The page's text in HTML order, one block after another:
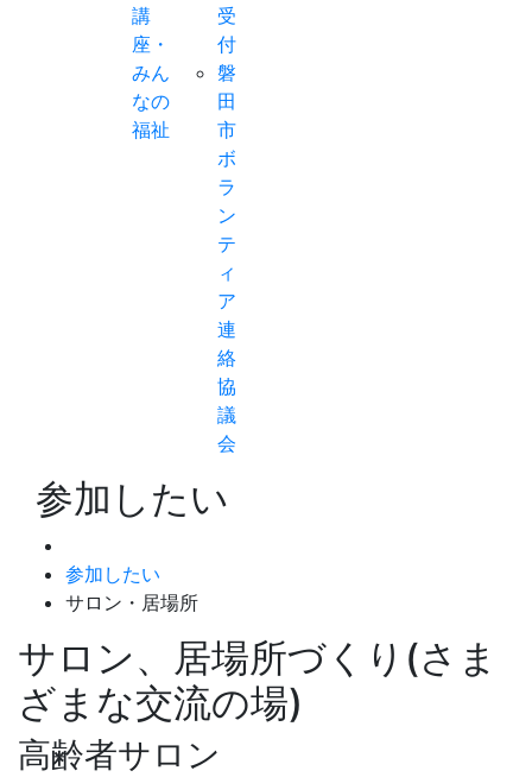
講
座・
みん
なの
福祉
受
付
磐
田
市
ボ
ラ
ン
テ
ィ
ア
連
絡
協
議
会
参加したい
参加したい
サロン・居場所
サロン、居場所づくり(さま
ざまな交流の場)
高齢者サロン